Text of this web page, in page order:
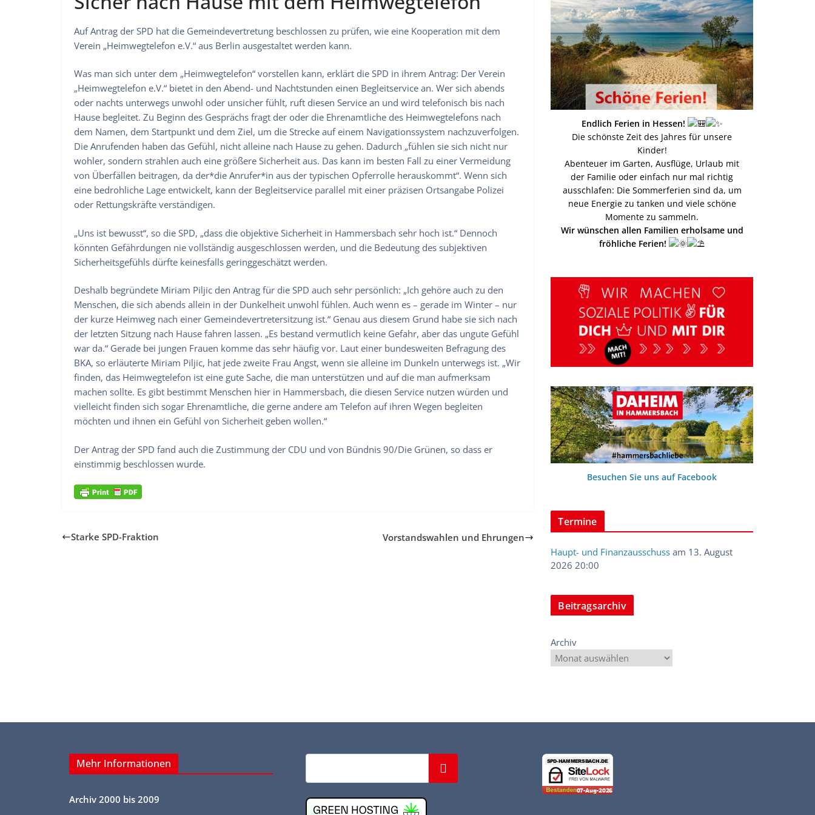
Auf Antrag der SPD hat die Gemeindevertretung beschlossen zu prüfen, wie eine Kooperation mit dem
Verein „Heimwegtelefon e.V.“ aus Berlin ausgestaltet werden kann.
Was man sich unter dem „Heimwegtelefon“ vorstellen kann, erklärt die SPD in ihrem Antrag: Der Verein
„Heimwegtelefon e.V.“ bietet in den Abend- und Nachtstunden einen Begleitservice an. Wer sich abends
oder nachts unterwegs unwohl oder unsicher fühlt, ruft diesen Service an und wird telefonisch bis nach
Hause begleitet. Zu Beginn des Gesprächs fragt der oder die Ehrenamtliche des Heimwegtelefons nach
dem Namen, dem Startpunkt und dem Ziel, um die Strecke auf einem Navigationssystem nachzuverfolgen.
Die Anrufenden haben das Gefühl, nicht alleine nach Hause zu gehen. Dadurch „fühlen sie sich nicht nur
wohler, sondern strahlen auch eine größere Sicherheit aus. Das kann im besten Fall zu einer Vermeidung
von Überfällen beitragen, da der*die Anrufer*in aus der typischen Opferrolle herauskommt“. Wenn sich
eine bedrohliche Lage entwickelt, kann der Begleitservice parallel mit einer präzisen Ortsangabe Polizei
oder Rettungskräfte verständigen.
„Uns ist bewusst“, so die SPD, „dass die objektive Sicherheit in Hammersbach sehr hoch ist.“ Dennoch
könnten Gefährdungen nie vollständig ausgeschlossen werden, und die Bedeutung des subjektiven
Sicherheitsgefühls dürfte keinesfalls geringgeschätzt werden.
Deshalb begründete Miriam Piljic den Antrag für die SPD auch sehr persönlich: „Ich gehöre auch zu den
Menschen, die sich abends allein in der Dunkelheit unwohl fühlen. Auch wenn es – gerade im Winter – nur
der kurze Heimweg nach einer Gemeindevertretersitzung ist.“ Genau aus diesem Grund habe sie sich nach
der letzten Sitzung nach Hause fahren lassen. „Es bestand vermutlich keine Gefahr, aber das ungute Gefühl
war da.“ Gerade bei jungen Frauen komme das sehr häufig vor. Laut einer bundesweiten Befragung des
BKA, so erläuterte Miriam Piljic, hat jede zweite Frau Angst, wenn sie alleine im Dunkeln unterwegs ist. „Wir
finden, das Heimwegtelefon ist eine gute Sache, die man unterstützen und auf die man aufmerksam
machen sollte. Es gibt bestimmt Menschen hier in Hammersbach, die diesen Service nutzen würden und
vielleicht finden sich sogar Ehrenamtliche, die gerne andere am Telefon auf ihren Wegen begleiten
möchten und ihnen ein Gefühl von Sicherheit geben wollen.“
Der Antrag der SPD fand auch die Zustimmung der CDU und von Bündnis 90/Die Grünen, so dass er
einstimmig beschlossen wurde.
Starke SPD-Fraktion Vorstandswahlen und Ehrungen
Endlich Ferien in Hessen!
Die schönste Zeit des Jahres für unsere
Kinder!
Abenteuer im Garten, Ausflüge, Urlaub mit
der Familie oder einfach nur mal richtig
ausschlafen: Die Sommerferien sind da, um
neue Energie zu tanken und viele schöne
Momente zu sammeln.
Wir wünschen allen Familien erholsame und
fröhliche Ferien!
Besuchen Sie uns auf Facebook
Termine
Haupt- und Finanzausschuss am 13. August
2026 20:00
Beitragsarchiv
Archiv
Mehr Informationen
Archiv 2000 bis 2009
Suchen